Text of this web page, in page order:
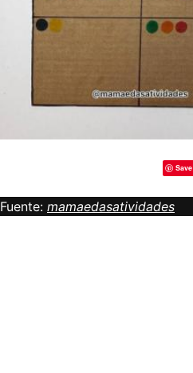
Save
Fuente: mamaedasatividades